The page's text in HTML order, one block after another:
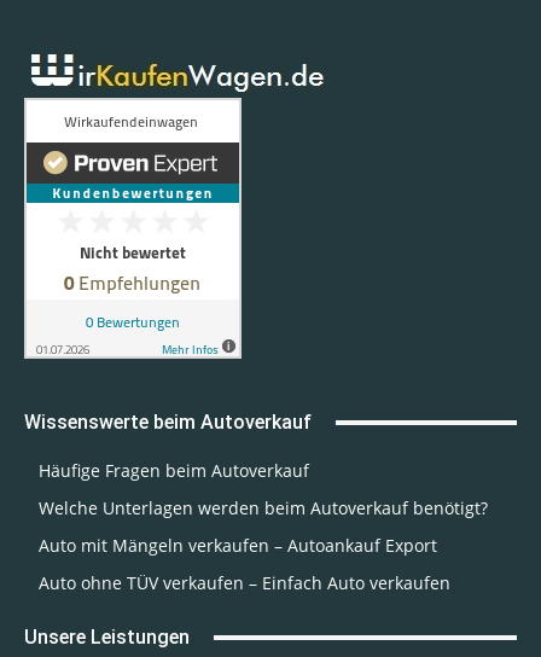
Wissenswerte beim Autoverkauf
Häufige Fragen beim Autoverkauf
Welche Unterlagen werden beim Autoverkauf benötigt?
Auto mit Mängeln verkaufen – Autoankauf Export
Auto ohne TÜV verkaufen – Einfach Auto verkaufen
Unsere Leistungen